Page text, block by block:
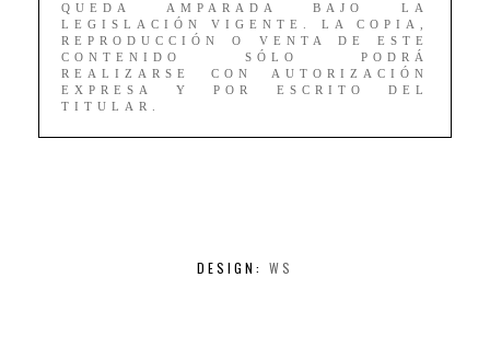
QUEDA AMPARADA BAJO LA
LEGISLACIÓN VIGENTE. LA COPIA,
REPRODUCCIÓN O VENTA DE ESTE
CONTENIDO SÓLO PODRÁ
REALIZARSE CON AUTORIZACIÓN
EXPRESA Y POR ESCRITO DEL
TITULAR.
DESIGN: WS